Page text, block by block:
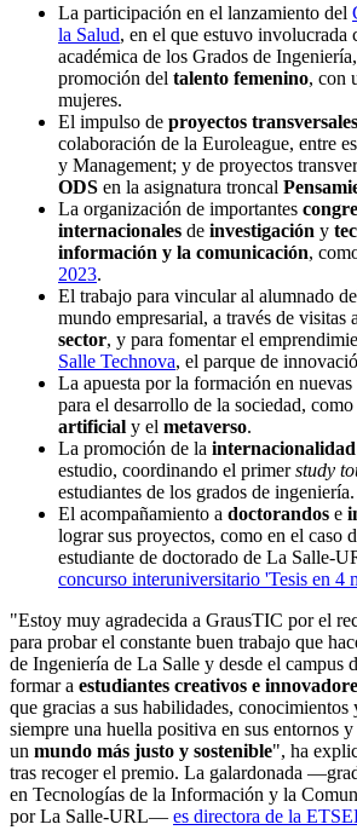
La participación en el lanzamiento del
la Salud, en el que estuvo involucrada
académica de los Grados de
promoción del talento femenino, con
mujeres.
El impulso de proyectos
colaboración de la Euroleague, entre
y Management; y de proyectos
ODS en la asignatura troncal
La organización de importantes
internacionales de investigación y
información y la comunicación,
2023.
El trabajo para vincular al alumnado
mundo empresarial, a través de visitas a
sector, y para fomentar el
Salle Technova, el parque de
La apuesta por la formación en
para el desarrollo de la sociedad, como
artificial y el metaverso.
La promoción de la internacionalidad
estudio, coordinando el primerstudy
estudiantes de los grados de ingeniería.
El acompañamiento a doctorandos e
lograr sus proyectos, como en el caso
estudiante de doctorado de La Salle-
concurso interuniversitario 'Tesis en 4
"Estoy muy agradecida a GrausTIC por el
para probar el constante buen trabajo que
de Ingeniería de La Salle y desde el campus
formar a estudiantes creativos e
que gracias a sus habilidades, conocimientos
siempre una huella positiva en sus entornos
un mundo más justo y sostenible", ha
tras recoger el premio. La galardonada
en Tecnologías de la Información y la
por La Salle-URL― es directora de la